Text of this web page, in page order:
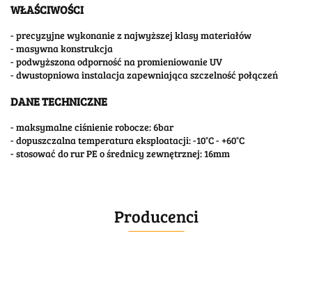
WŁAŚCIWOŚCI
- precyzyjne wykonanie z najwyższej klasy materiałów
- masywna konstrukcja
- podwyższona odporność na promieniowanie UV
- dwustopniowa instalacja zapewniająca szczelność połączeń
DANE TECHNICZNE
- maksymalne ciśnienie robocze: 6bar
- dopuszczalna temperatura eksploatacji: -10°C - +60°C
- stosować do rur PE o średnicy zewnętrznej: 16mm
Producenci